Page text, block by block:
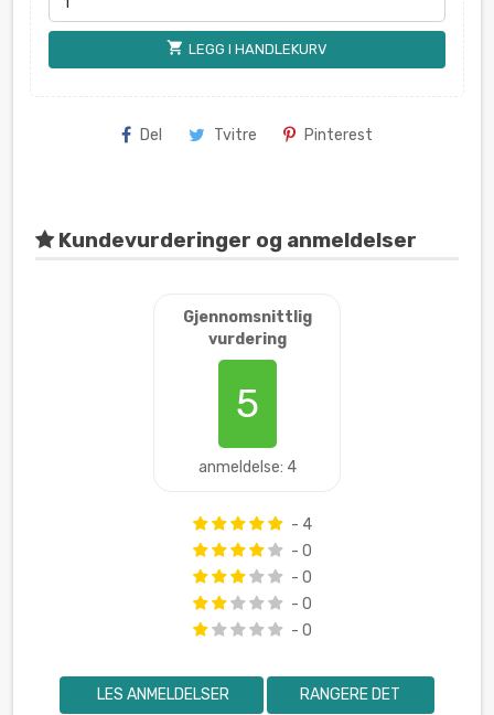
shopping_cart LEGG I HANDLEKURV
Del Tvitre Pinterest
Kundevurderinger og anmeldelser
Gjennomsnittlig
vurdering
5
anmeldelse: 4
- 4
- 0
- 0
- 0
- 0
LES ANMELDELSER RANGERE DET